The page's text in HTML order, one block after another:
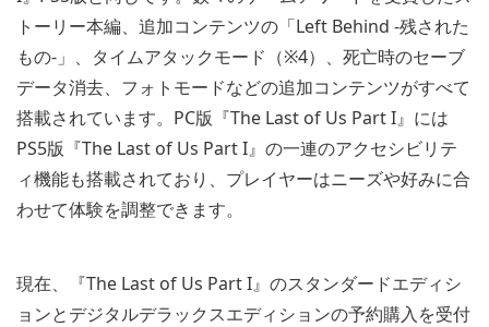
トーリー本編、追加コンテンツの「Left Behind ‐残された
もの‐」、タイムアタックモード（※4）、死亡時のセーブ
データ消去、フォトモードなどの追加コンテンツがすべて
搭載されています。PC版『The Last of Us Part I』には
PS5版『The Last of Us Part I』の一連のアクセシビリテ
ィ機能も搭載されており、プレイヤーはニーズや好みに合
わせて体験を調整できます。
現在、『The Last of Us Part I』のスタンダードエディシ
ョンとデジタルデラックスエディションの予約購入を受付